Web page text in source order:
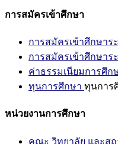
การสมัครเข้าศึกษา
การสมัครเข้าศึกษา
การสมัครเข้าศึกษา
ค่าธรรมเนียมการศึก
ทุนการศึกษา ทุนการ
หน่วยงานการศึกษา
คณะ วิทยาลัย และส